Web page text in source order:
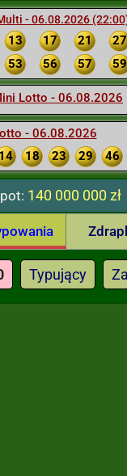
- 06.08.2026
13 17 21 27
53 56 57 59
Lotto - 06.08.2026
- 06.08.2026
18 23 29 46
140 000 000 zł
Typujący